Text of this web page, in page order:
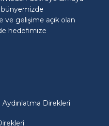
ve gelişime açık olan
hedefimize
Direkleri